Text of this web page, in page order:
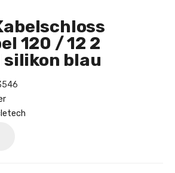
120 / 12 2
blau